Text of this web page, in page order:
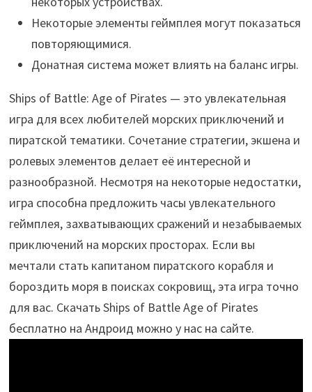
Некоторые элементы геймплея могут показаться
повторяющимися.
Донатная система может влиять на баланс игры.
Ships of Battle: Age of Pirates — это увлекательная
игра для всех любителей морских приключений и
пиратской тематики. Сочетание стратегии, экшена и
ролевых элементов делает её интересной и
разнообразной. Несмотря на некоторые недостатки,
игра способна предложить часы увлекательного
геймплея, захватывающих сражений и незабываемых
приключений на морских просторах. Если вы
мечтали стать капитаном пиратского корабля и
бороздить моря в поисках сокровищ, эта игра точно
для вас. Скачать Ships of Battle Age of Pirates
бесплатно на Андроид можно у нас на сайте.